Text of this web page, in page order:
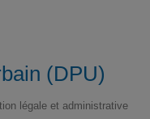
(DPU)
légale et administrative